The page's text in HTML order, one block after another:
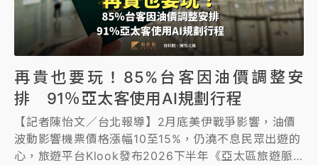
再貴也要玩！85%台客因油價調整安
排 91％亞太客使用AI規劃行程
【記者陳怡文／台北報導】2月底美伊戰爭影響，油價
波動影響機票價格漲幅10至15%，仍澆不息民眾出遊的
心，旅遊平台Klook發布2026下半年《亞太區旅遊脈